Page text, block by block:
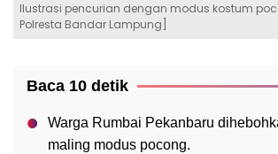
Ilustrasi pencurian dengan modus kostum
Polresta Bandar Lampung]
Baca 10 detik
Warga Rumbai Pekanbaru
maling modus pocong.